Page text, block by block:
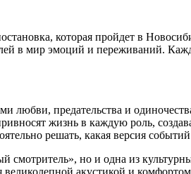
которая пройдет в
в мир эмоций и переживаний.
любви, предательства и
жизнь в каждую роль,
решать, какая версия
смотритель», но и одна из
акустикой и